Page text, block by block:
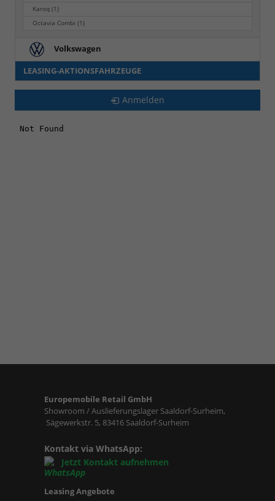
Karoq(1)
Octavia Combi(1)
Volkswagen
LEASING-AKTIONSFAHRZEUGE
Anmelden
Europemobile Retail GmbH
Showroom / Auslieferungslager Saaldorf-Surheim,
Sägewerkstr. 5, 83416 Saaldorf-Surheim
Kontakt via WhatsApp:
Jetzt Kontakt aufnehmen
Leasing Angebote